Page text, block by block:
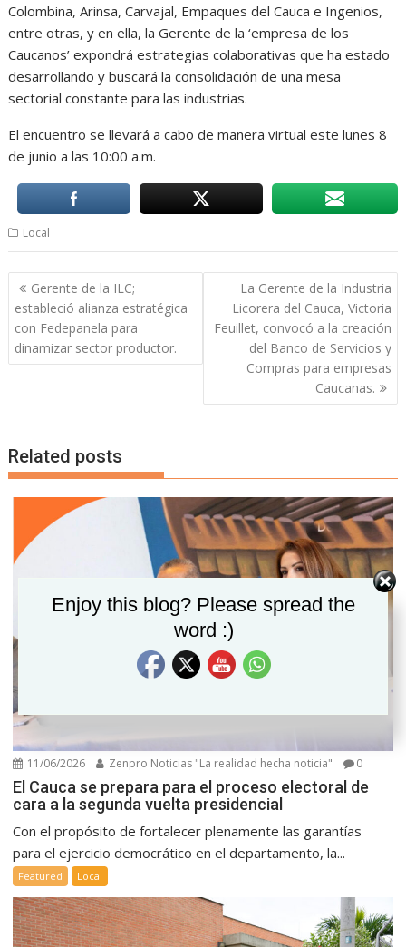
Colombina, Arinsa, Carvajal, Empaques del Cauca e Ingenios,
entre otras, y en ella, la Gerente de la ‘empresa de los
Caucanos’ expondrá estrategias colaborativas que ha estado
desarrollando y buscará la consolidación de una mesa
sectorial constante para las industrias.
El encuentro se llevará a cabo de manera virtual este lunes 8
de junio a las 10:00 a.m.
Local
Navegación
de
entradas
Gerente de la ILC;
estableció alianza estratégica
con Fedepanela para
dinamizar sector productor.
La Gerente de la Industria
Licorera del Cauca, Victoria
Feuillet, convocó a la creación
del Banco de Servicios y
Compras para empresas
Caucanas.
Related posts
11/06/2026 Zenpro Noticias "La realidad hecha noticia" 0
El Cauca se prepara para el proceso electoral de
cara a la segunda vuelta presidencial
Con el propósito de fortalecer plenamente las garantías
para el ejercicio democrático en el departamento, la...
Featured Local
Enjoy this blog? Please spread the
word :)
Set Youtube Channel ID